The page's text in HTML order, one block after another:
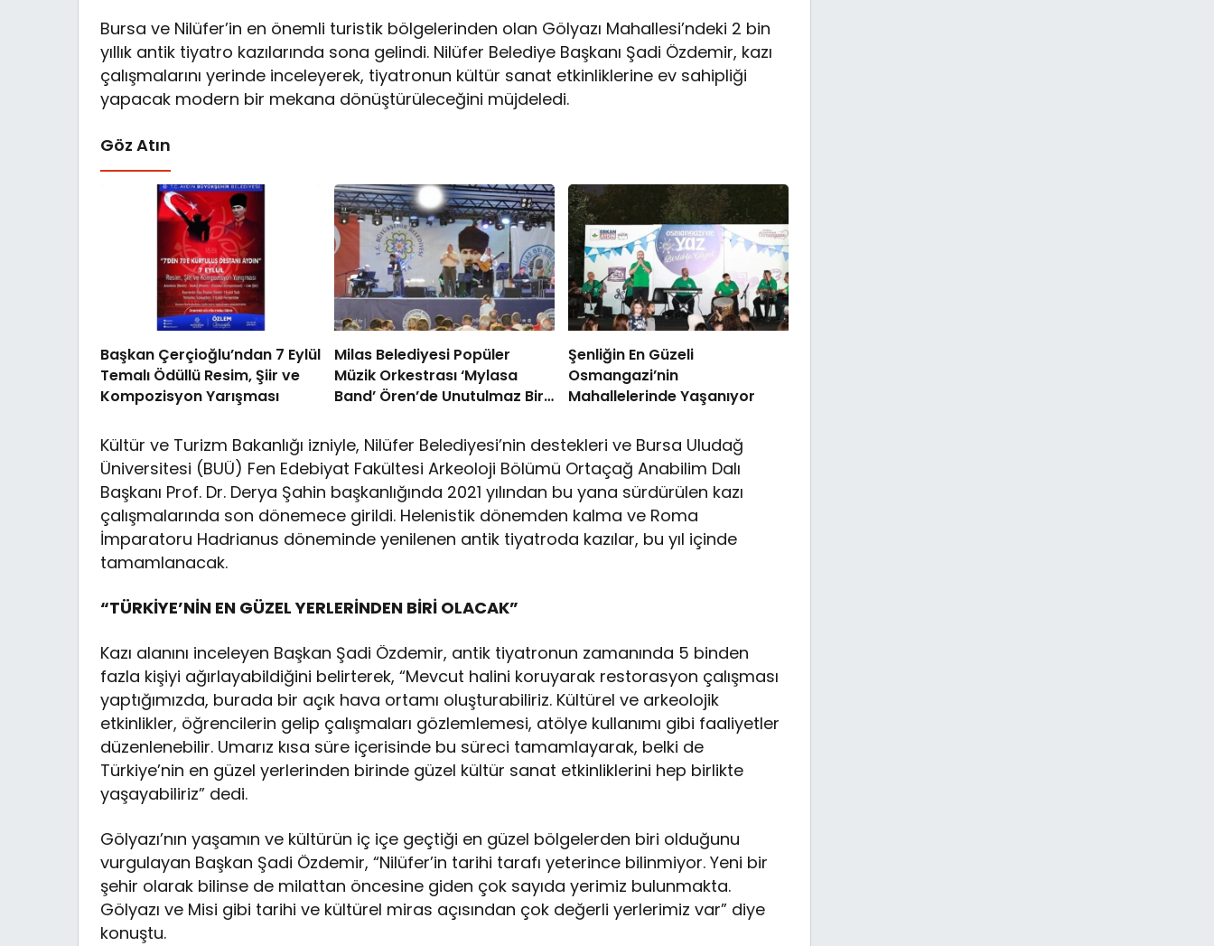
Bursa ve Nilüfer’in en önemli turistik bölgelerinden olan Gölyazı Mahallesi’ndeki 2 bin
yıllık antik tiyatro kazılarında sona gelindi. Nilüfer Belediye Başkanı Şadi Özdemir, kazı
çalışmalarını yerinde inceleyerek, tiyatronun kültür sanat etkinliklerine ev sahipliği
yapacak modern bir mekana dönüştürüleceğini müjdeledi.
Göz Atın
Başkan Çerçioğlu’ndan 7 Eylül
Temalı Ödüllü Resim, Şiir ve
Kompozisyon Yarışması
Milas Belediyesi Popüler
Müzik Orkestrası ‘Mylasa
Band’ Ören’de Unutulmaz Bir
Şenliğin En Güzeli
Osmangazi’nin
Mahallelerinde Yaşanıyor
Kültür ve Turizm Bakanlığı izniyle, Nilüfer Belediyesi’nin destekleri ve Bursa Uludağ
Üniversitesi (BUÜ) Fen Edebiyat Fakültesi Arkeoloji Bölümü Ortaçağ Anabilim Dalı
Başkanı Prof. Dr. Derya Şahin başkanlığında 2021 yılından bu yana sürdürülen kazı
çalışmalarında son dönemece girildi. Helenistik dönemden kalma ve Roma
İmparatoru Hadrianus döneminde yenilenen antik tiyatroda kazılar, bu yıl içinde
tamamlanacak.
“TÜRKİYE’NİN EN GÜZEL YERLERİNDEN BİRİ OLACAK”
Kazı alanını inceleyen Başkan Şadi Özdemir, antik tiyatronun zamanında 5 binden
fazla kişiyi ağırlayabildiğini belirterek, “Mevcut halini koruyarak restorasyon çalışması
yaptığımızda, burada bir açık hava ortamı oluşturabiliriz. Kültürel ve arkeolojik
etkinlikler, öğrencilerin gelip çalışmaları gözlemlemesi, atölye kullanımı gibi faaliyetler
düzenlenebilir. Umarız kısa süre içerisinde bu süreci tamamlayarak, belki de
Türkiye’nin en güzel yerlerinden birinde güzel kültür sanat etkinliklerini hep birlikte
yaşayabiliriz” dedi.
Gölyazı’nın yaşamın ve kültürün iç içe geçtiği en güzel bölgelerden biri olduğunu
vurgulayan Başkan Şadi Özdemir, “Nilüfer’in tarihi tarafı yeterince bilinmiyor. Yeni bir
şehir olarak bilinse de milattan öncesine giden çok sayıda yerimiz bulunmakta.
Gölyazı ve Misi gibi tarihi ve kültürel miras açısından çok değerli yerlerimiz var” diye
konuştu.